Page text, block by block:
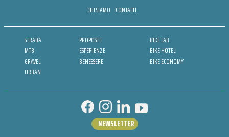
CHI SIAMO CONTATTI
STRADA
MTB
GRAVEL
URBAN
PROPOSTE
ESPERIENZE
BENESSERE
BIKE LAB
BIKE HOTEL
BIKE ECONOMY
NEWSLETTER